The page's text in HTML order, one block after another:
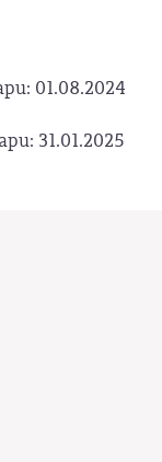
01.08.2024
31.01.2025